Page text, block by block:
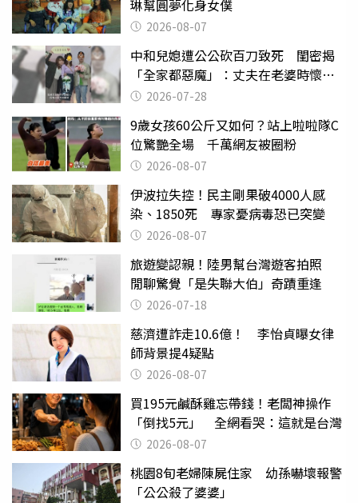
琳幫圓夢化身女僕
2026-08-07
中和兒媳遭公公砍百刀致死 閨密揭
「全家都惡魔」：丈夫在老婆時懷孕
摔東西
2026-07-28
9歲女孩60公斤又如何？站上啦啦隊C
位驚艷全場 千萬網友被圈粉
2026-08-07
伊波拉失控！民主剛果破4000人感
染、1850死 專家憂病毒恐已突變
2026-08-07
旅遊變認親！陸男幫台灣遊客拍照
閒聊驚覺「是失聯大伯」奇蹟重逢
2026-07-18
慈濟遭詐走10.6億！ 李怡貞曝女律
師背景提4疑點
2026-08-07
買195元鹹酥雞忘帶錢！老闆神操作
「倒找5元」 全網看哭：這就是台灣
2026-08-07
桃園8旬老婦陳屍住家 幼孫嚇壞報警
「公公殺了婆婆」